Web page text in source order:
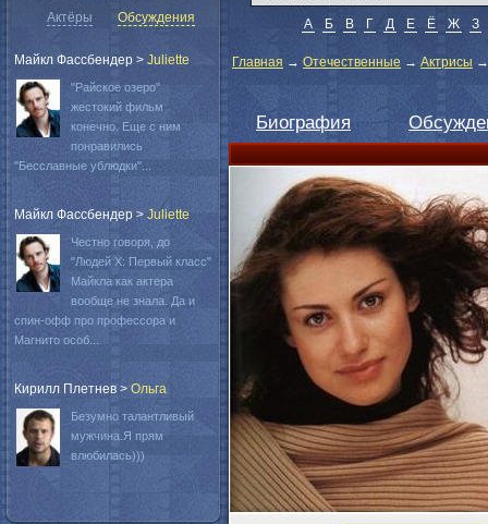
А Б В Г Д Е Ё Ж З
Главная → Отечественные → Актрисы
Биография
Актёры Обсуждения
Майкл Фассбендер > Juliette
"Райское озеро"
жестокий фильм
конечно. Еще с ним
понравились
"Бесславные ублюдки"...
Майкл Фассбендер > Juliette
Честно говоря, до
"Людей Х: Первый класс"
Майкла как актера
вообще не знала. Да и
спин-офф про профессора и
Магнито особ...
Кирилл Плетнев > Oльга
Безумно талантливый
мужчина.Я прям
влюбилась)))